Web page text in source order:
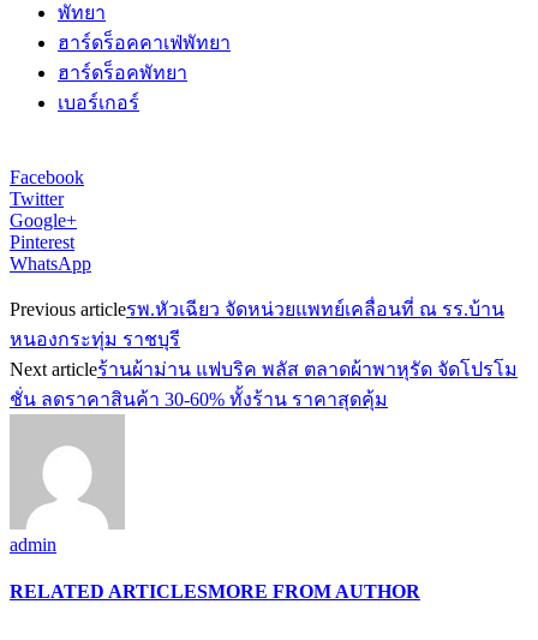
พัทยา
ฮาร์ดร็อคคาเฟ่พัทยา
ฮาร์ดร็อคพัทยา
เบอร์เกอร์
Facebook
Twitter
Google+
Pinterest
WhatsApp
Previous articleรพ.หัวเฉียว จัดหน่วยแพทย์เคลื่อนที่ ณ รร.บ้าน
หนองกระทุ่ม ราชบุรี
Next articleร้านผ้าม่าน แฟบริค พลัส ตลาดผ้าพาหุรัด จัดโปรโม
ชั่น ลดราคาสินค้า 30-60% ทั้งร้าน ราคาสุดคุ้ม
admin
RELATED ARTICLESMORE FROM AUTHOR